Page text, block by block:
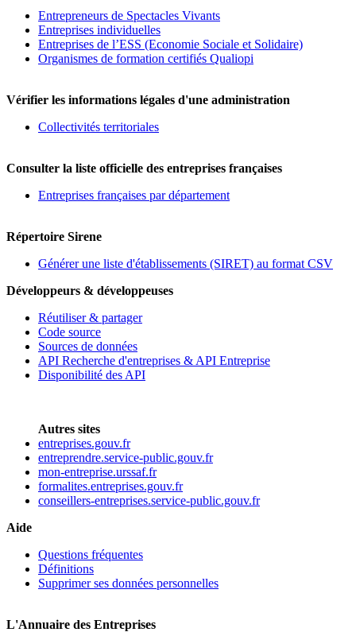
Entrepreneurs de Spectacles Vivants
Entreprises individuelles
Entreprises de l’ESS (Economie Sociale et Solidaire)
Organismes de formation certifiés Qualiopi
Vérifier les informations légales d'une administration
Collectivités territoriales
Consulter la liste officielle des entreprises françaises
Entreprises françaises par département
Répertoire Sirene
Générer une liste d'établissements (SIRET) au format CSV
Développeurs & développeuses
Réutiliser & partager
Code source
Sources de données
API Recherche d'entreprises & API Entreprise
Disponibilité des API
Autres sites
entreprises.gouv.fr
entreprendre.service-public.gouv.fr
mon-entreprise.urssaf.fr
formalites.entreprises.gouv.fr
conseillers-entreprises.service-public.gouv.fr
Aide
Questions fréquentes
Définitions
Supprimer ses données personnelles
L'Annuaire des Entreprises